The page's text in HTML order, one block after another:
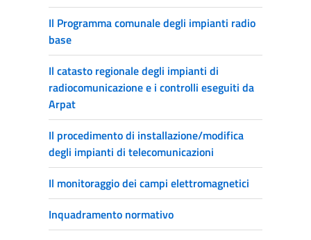
Il Programma comunale degli impianti radio
base
Il catasto regionale degli impianti di
radiocomunicazione e i controlli eseguiti da
Arpat
Il procedimento di installazione/modifica
degli impianti di telecomunicazioni
Il monitoraggio dei campi elettromagnetici
Inquadramento normativo